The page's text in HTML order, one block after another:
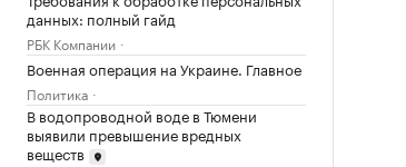
данных: полный гайд
РБК Компании
Военная операция на Украине. Главное
Политика
В водопроводной воде в Тюмени
выявили превышение вредных
веществ